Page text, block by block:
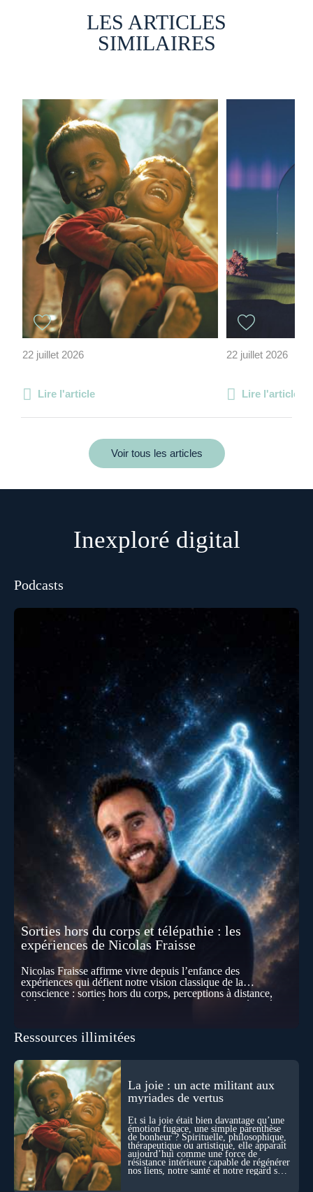
LES ARTICLES
SIMILAIRES
22 juillet 2026
Lire l'article
22 juillet 2026
Lire l'article
Voir tous les articles
Inexploré digital
Podcasts
Sorties hors du corps et télépathie : les
expériences de Nicolas Fraisse
Nicolas Fraisse affirme vivre depuis l’enfance des
expériences qui défient notre vision classique de la
conscience : sorties hors du corps, perceptions à distance,
télépathie spontanée… Comment accueillir ces phénomènes
les pensées d’autrui ? Que deviennent l’espace, le temps… et
disparaître ? Au fil de cet échange, Nicolas raconte ses
expériences les plus troublantes : visions vérifiées,
explorations du cosmos, présence d’autres consciences
durant ses sorties, protocoles scientifiques… et toujours, cette
sensation étrange d’être relié à bien plus vaste que lui-même
! Sommes-nous à l’aube d’une révolution de la conscience ?
Sans doute. Mais encore faut-il accepter d’explorer ces
territoires avec lucidité, et rigueur…
Ressources illimitées
La joie : un acte militant aux
myriades de vertus
Et si la joie était bien davantage qu’une
émotion fugace, une simple parenthèse
de bonheur ? Spirituelle, philosophique,
thérapeutique ou artistique, elle apparaît
aujourd’hui comme une force de
résistance intérieure capable de régénérer
nos liens, notre santé et notre regard sur